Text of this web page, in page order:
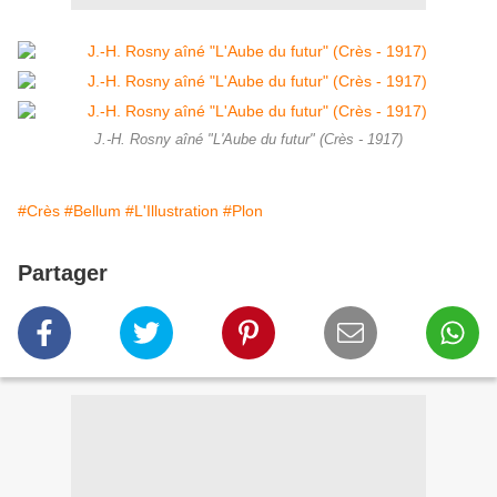
J.-H. Rosny aîné "L'Aube du futur" (Crès - 1917)
#Crès #Bellum #L'Illustration #Plon
Partager